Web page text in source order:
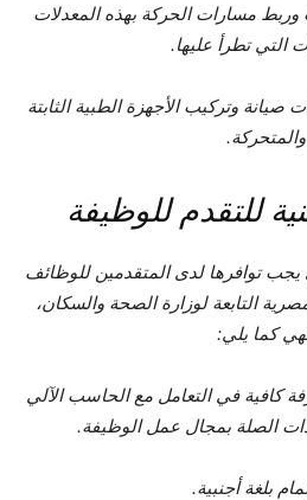
وربط مسارات الحركة بهذه المعدلات
التي تطرأ عليها.
صيانة وتركيب الأجهزة الطبية الثابتة
والمتحركة.
للتقدم للوظيفة
يجب توافرها لدى المتقدمين للوظائف
التابعة لوزارة الصحة والسكان،
كما يلي:
كافية في التعامل مع الحاسب الآلي
ذات الصلة بمجال عمل الوظيفة.
بلغة أجنبية.